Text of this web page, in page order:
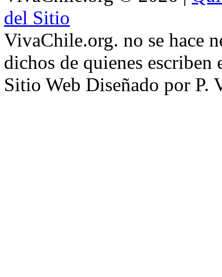
del Sitio
VivaChile.org. no se hace
dichos de quienes escriben
Sitio Web Diseñado por